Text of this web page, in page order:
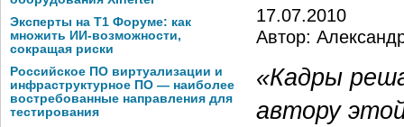
Эксперты на Т1 Форуме: как
множить ИИ-возможности,
сокращая риски
Российское ПО виртуализации и
инфраструктурное ПО — наиболее
востребованные направления для
тестирования
17.07.2010
Автор:
«Кадры
автору